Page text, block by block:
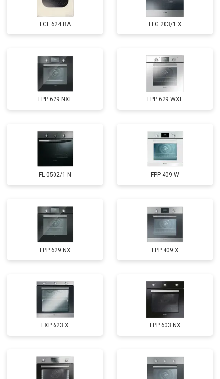
FCL 624 BA FLG 203/1 X
FPP 629 NXL FPP 629 WXL
FL 0502/1 N FPP 409 W
FPP 629 NX FPP 409 X
FXP 623 X FPP 603 NX